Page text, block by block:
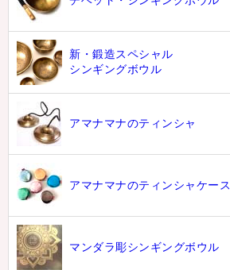
新・鍛造スペシャル
シンギングボウル
アマナマナのティンシャ
アマナマナのティンシャケース
マンダラ彫シンギングボウル